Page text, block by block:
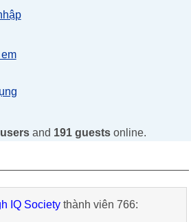
em
and 191 guestsonline.
IQ Societythành viên 766: